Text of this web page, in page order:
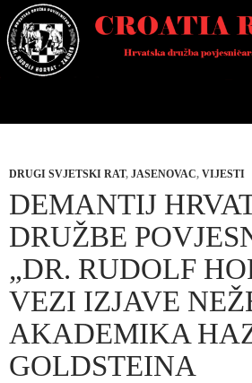
Skoči
do
sadržaja
DRUGI SVJETSKI RAT, JASENOVAC, VIJESTI
DEMANTIJ
DRUŽBE
„DR. RUDOLF
VEZI IZJAVE
AKADEMIKA
GOLDSTEINA